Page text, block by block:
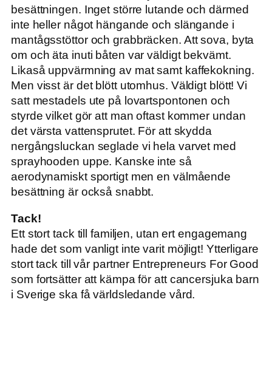
besättningen. Inget större lutande och därmed
inte heller något hängande och slängande i
mantågsstöttor och grabbräcken. Att sova, byta
om och äta inuti båten var väldigt bekvämt.
Likaså uppvärmning av mat samt kaffekokning.
Men visst är det blött utomhus. Väldigt blött! Vi
satt mestadels ute på lovartspontonen och
styrde vilket gör att man oftast kommer undan
det värsta vattensprutet. För att skydda
nergångsluckan seglade vi hela varvet med
sprayhooden uppe. Kanske inte så
aerodynamiskt sportigt men en välmående
besättning är också snabbt.
Tack!
Ett stort tack till familjen, utan ert engagemang
hade det som vanligt inte varit möjligt! Ytterligare
stort tack till vår partner Entrepreneurs For Good
som fortsätter att kämpa för att cancersjuka barn
i Sverige ska få världsledande vård.